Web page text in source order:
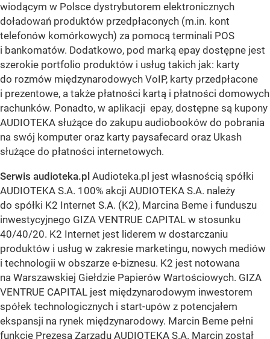
wiodącym w Polsce dystrybutorem elektronicznych
doładowań produktów przedpłaconych (m.in. kont
telefonów komórkowych) za pomocą terminali POS
i bankomatów. Dodatkowo, pod marką epay dostępne jest
szerokie portfolio produktów i usług takich jak: karty
do rozmów międzynarodowych VoIP, karty przedpłacone
i prezentowe, a także płatności kartą i płatności domowych
rachunków. Ponadto, w aplikacji epay, dostępne są kupony
AUDIOTEKA służące do zakupu audiobooków do pobrania
na swój komputer oraz karty paysafecard oraz Ukash
służące do płatności internetowych.
Serwis audioteka.pl Audioteka.pl jest własnością spółki
AUDIOTEKA S.A. 100% akcji AUDIOTEKA S.A. należy
do spółki K2 Internet S.A. (K2), Marcina Beme i funduszu
inwestycyjnego GIZA VENTRUE CAPITAL w stosunku
40/40/20. K2 Internet jest liderem w dostarczaniu
produktów i usług w zakresie marketingu, nowych mediów
i technologii w obszarze e-biznesu. K2 jest notowana
na Warszawskiej Giełdzie Papierów Wartościowych. GIZA
VENTRUE CAPITAL jest międzynarodowym inwestorem
spółek technologicznych i start-upów z potencjałem
ekspansji na rynek międzynarodowy. Marcin Beme pełni
funkcję Prezesa Zarządu AUDIOTEKA S.A. Marcin został